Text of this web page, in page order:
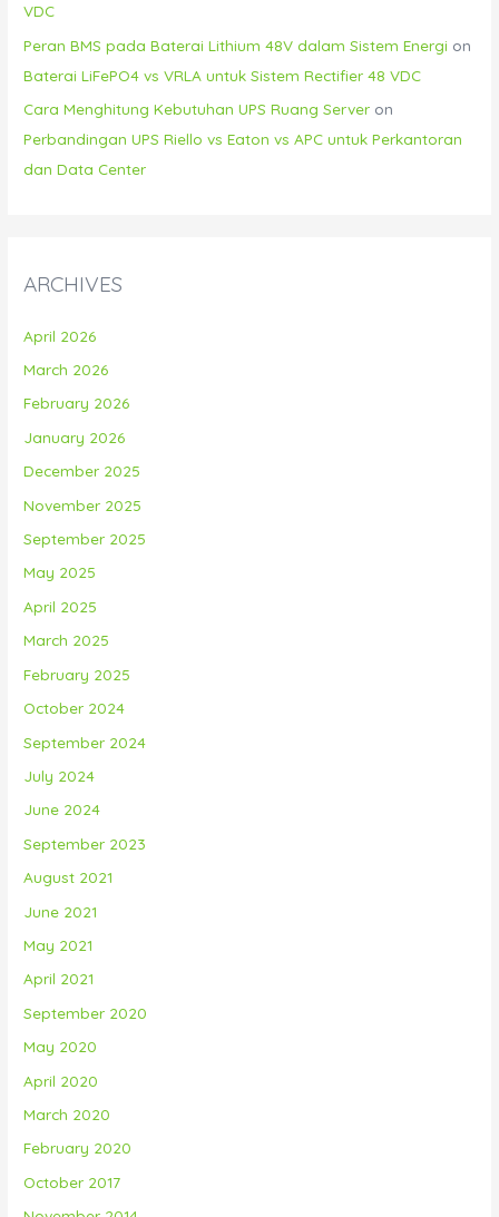
VDC
Peran BMS pada Baterai Lithium 48V dalam Sistem Energi on
Baterai LiFePO4 vs VRLA untuk Sistem Rectifier 48 VDC
Cara Menghitung Kebutuhan UPS Ruang Server on
Perbandingan UPS Riello vs Eaton vs APC untuk Perkantoran
dan Data Center
ARCHIVES
April 2026
March 2026
February 2026
January 2026
December 2025
November 2025
September 2025
May 2025
April 2025
March 2025
February 2025
October 2024
September 2024
July 2024
June 2024
September 2023
August 2021
June 2021
May 2021
April 2021
September 2020
May 2020
April 2020
March 2020
February 2020
October 2017